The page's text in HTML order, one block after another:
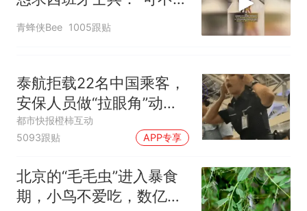
以不要把我遣返回国”
青蜂侠Bee 1005跟贴
泰航拒载22名中国乘客，
安保人员做“拉眼角”动
作，泰国机场最新回应：
拒绝登机决定由航司作
改签但没兑现
都市快报橙柿互动
5093跟贴
APP专享
北京的“毛毛虫”进入暴食
期，小鸟不爱吃，数亿头